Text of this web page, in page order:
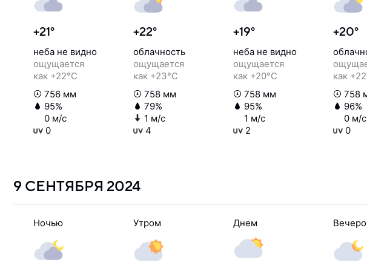
+21°
неба не видно
ощущается
как +22°C
756 мм
95%
0 м/с
0
+22°
облачность
ощущается
как +23°C
758 мм
79%
1 м/с
4
+19°
неба не видно
ощущается
как +20°C
758 мм
95%
1 м/с
2
+20°
как
758
96%
0 м/с
0
9 СЕНТЯБРЯ 2024
Ночью Утром Днем